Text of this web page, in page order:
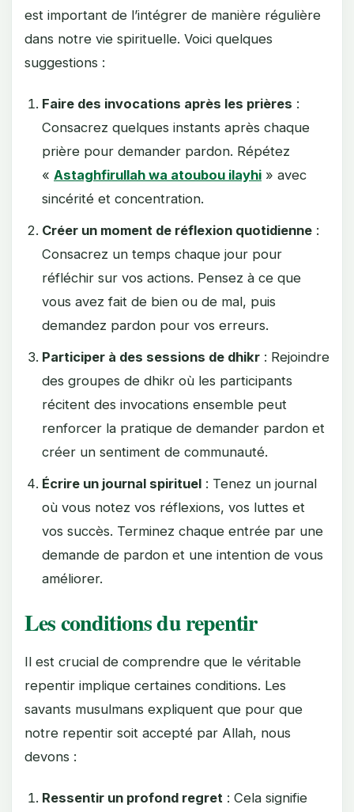
est important de l’intégrer de manière régulière
dans notre vie spirituelle. Voici quelques
suggestions :
Faire des invocations après les prières :
Consacrez quelques instants après chaque
prière pour demander pardon. Répétez
« Astaghfirullah wa atoubou ilayhi » avec
sincérité et concentration.
Créer un moment de réflexion quotidienne :
Consacrez un temps chaque jour pour
réfléchir sur vos actions. Pensez à ce que
vous avez fait de bien ou de mal, puis
demandez pardon pour vos erreurs.
Participer à des sessions de dhikr : Rejoindre
des groupes de dhikr où les participants
récitent des invocations ensemble peut
renforcer la pratique de demander pardon et
créer un sentiment de communauté.
Écrire un journal spirituel : Tenez un journal
où vous notez vos réflexions, vos luttes et
vos succès. Terminez chaque entrée par une
demande de pardon et une intention de vous
améliorer.
Les conditions du repentir
Il est crucial de comprendre que le véritable
repentir implique certaines conditions. Les
savants musulmans expliquent que pour que
notre repentir soit accepté par Allah, nous
devons :
Ressentir un profond regret : Cela signifie